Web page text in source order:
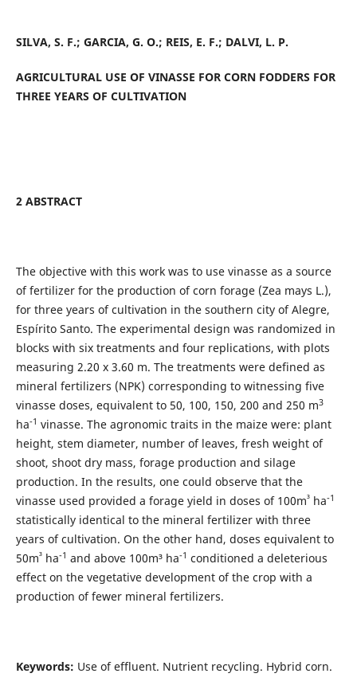
SILVA, S. F.; GARCIA, G. O.; REIS, E. F.; DALVI, L. P.
AGRICULTURAL USE OF VINASSE FOR CORN FODDERS FOR
THREE YEARS OF CULTIVATION
2 ABSTRACT
The objective with this work was to use vinasse as a source
of fertilizer for the production of corn forage (Zea mays L.),
for three years of cultivation in the southern city of Alegre,
Espírito Santo. The experimental design was randomized in
blocks with six treatments and four replications, with plots
measuring 2.20 x 3.60 m. The treatments were defined as
mineral fertilizers (NPK) corresponding to witnessing five
vinasse doses, equivalent to 50, 100, 150, 200 and 250 m3
ha-1 vinasse. The agronomic traits in the maize were: plant
height, stem diameter, number of leaves, fresh weight of
shoot, shoot dry mass, forage production and silage
production. In the results, one could observe that the
vinasse used provided a forage yield in doses of 100m³ha-1
statistically identical to the mineral fertilizer with three
years of cultivation. On the other hand, doses equivalent to
50m³ha-1 and above 100m³ ha-1 conditioned a deleterious
effect on the vegetative development of the crop with a
production of fewer mineral fertilizers.
Keywords: Use of effluent. Nutrient recycling. Hybrid corn.